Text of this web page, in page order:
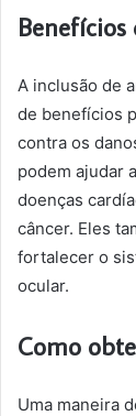
A inclusão de
de benefícios
contra os
podem ajudar
doenças
câncer. Eles
fortalecer o
ocular.
Como
Uma maneira